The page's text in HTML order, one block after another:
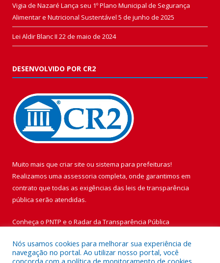
Vigia de Nazaré Lança seu 1º Plano Municipal de Segurança
Alimentar e Nutricional Sustentável 5 de junho de 2025
Lei Aldir Blanc II 22 de maio de 2024
DESENVOLVIDO POR CR2
Muito mais que criar site ou sistema para prefeituras!
Realizamos uma assessoria completa, onde garantimos em
contrato que todas as exigências das leis de transparência
pública serão atendidas.
Conheça o PNTP e o Radar da Transparência Pública
Nós usamos cookies para melhorar sua experiência de
navegação no portal. Ao utilizar nosso portal, você
concorda com a política de monitoramento de cookies.